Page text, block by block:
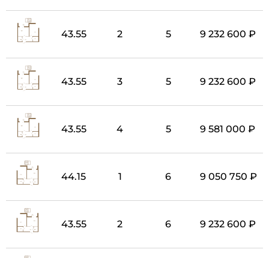
43.55 2 5 9 232 600 ₽
43.55 3 5 9 232 600 ₽
43.55 4 5 9 581 000 ₽
44.15 1 6 9 050 750 ₽
43.55 2 6 9 232 600 ₽